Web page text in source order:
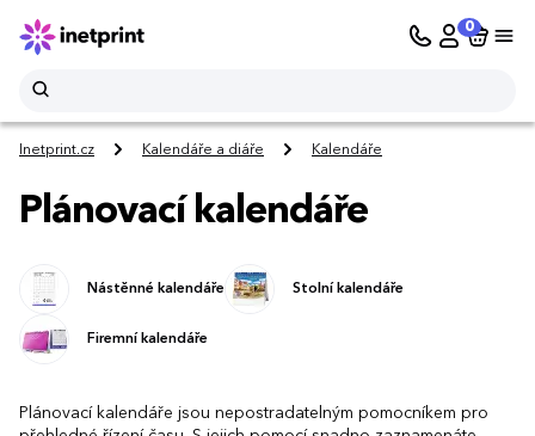
0
Inetprint.cz Kalendáře a diáře Kalendáře
Plánovací kalendáře
Nástěnné kalendáře Stolní kalendáře
Firemní kalendáře
Plánovací kalendáře jsou nepostradatelným pomocníkem pro